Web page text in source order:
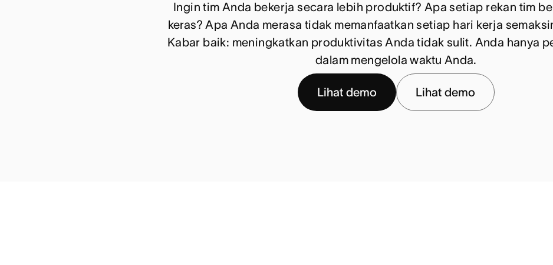
Ingin tim Anda bekerja secara lebih produktif? Apa setiap rekan tim
keras? Apa Anda merasa tidak memanfaatkan setiap hari kerja
Kabar baik: meningkatkan produktivitas Anda tidak sulit. Anda hanya
dalam mengelola waktu Anda.
Lihat demo Lihat demo